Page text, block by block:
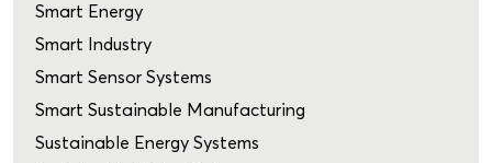
Smart Energy
Smart Industry
Smart Sensor Systems
Smart Sustainable Manufacturing
Sustainable Energy Systems